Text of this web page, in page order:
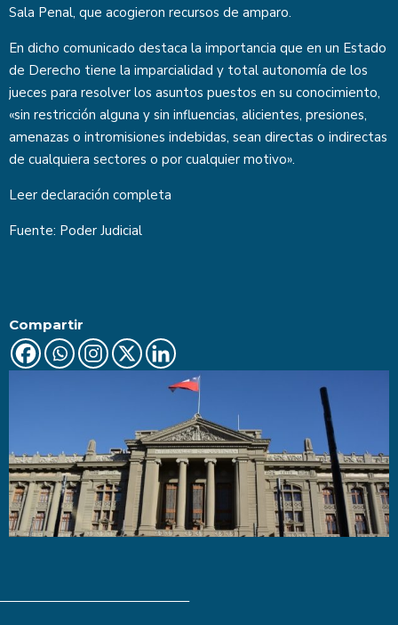
Sala Penal, que acogieron recursos de amparo.
En dicho comunicado destaca la importancia que en un Estado
de Derecho tiene la imparcialidad y total autonomía de los
jueces para resolver los asuntos puestos en su conocimiento,
«sin restricción alguna y sin influencias, alicientes, presiones,
amenazas o intromisiones indebidas, sean directas o indirectas
de cualquiera sectores o por cualquier motivo».
Leer declaración completa
Fuente: Poder Judicial
Compartir